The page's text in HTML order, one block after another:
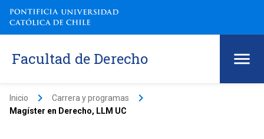
Facultad de Derecho
Inicio keyboard_arrow_right Carrera y programas keyboard_arrow_right
Magíster en Derecho, LLM UC